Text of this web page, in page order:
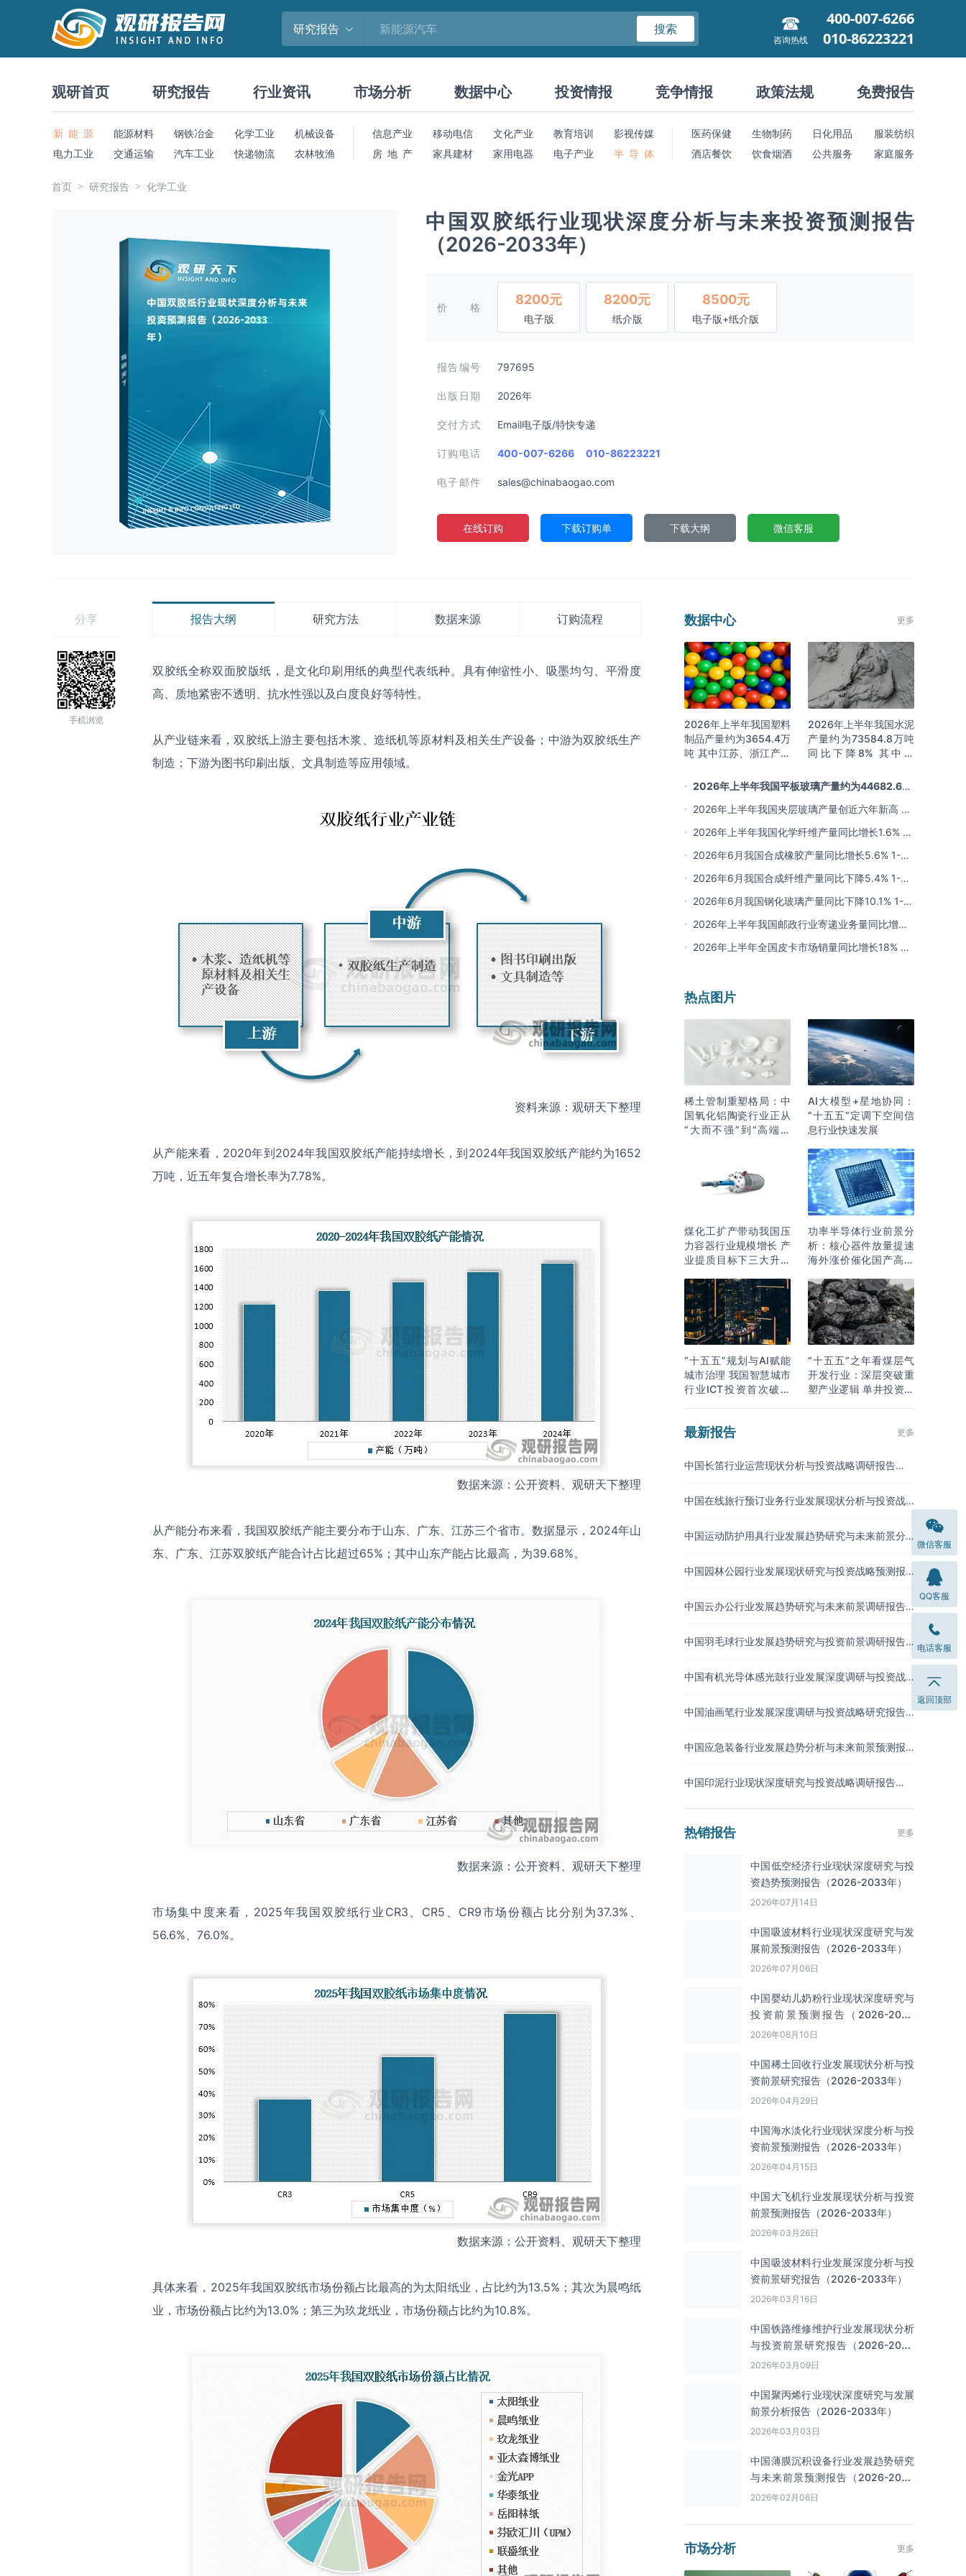
研究报告 搜索
咨询热线
400-007-6266
010-86223221
观研首页 研究报告 行业资讯 市场分析 数据中心 投资情报 竞争情报 政策法规 免费报告
新 能 源 能源材料 钢铁冶金 化学工业
机械设备
电力工业
交通运输 汽车工业 快递物流 农林牧渔
信息产业 移动电信 文化产业 教育培训
影视传媒
房 地 产
家具建材 家用电器 电子产业 半 导 体
医药保健 生物制药 日化用品
服装纺织
酒店餐饮
饮食烟酒 公共服务 家庭服务
首页 研究报告 化学工业
中国双胶纸行业现状深度分析与未来投资预测报告
（2026-2033年）
价格
8200元
电子版
8200元
纸介版
8500元
电子版+纸介版
报告编号 797695
出版日期 2026年
交付方式 Email电子版/特快专递
订购电话 400-007-6266 010-86223221
电子邮件 sales@chinabaogao.com
在线订购 下载订购单 下载大纲 微信客服
分享
手机浏览
报告大纲 研究方法 数据来源 订购流程
双胶纸全称双面胶版纸，是文化印刷用纸的典型代表纸种。具有伸缩性小、吸墨均匀、平滑度
高、质地紧密不透明、抗水性强以及白度良好等特性。
从产业链来看，双胶纸上游主要包括木浆、造纸机等原材料及相关生产设备；中游为双胶纸生产
制造；下游为图书印刷出版、文具制造等应用领域。
资料来源：观研天下整理
从产能来看，2020年到2024年我国双胶纸产能持续增长，到2024年我国双胶纸产能约为1652
万吨，近五年复合增长率为7.78%。
数据来源：公开资料、观研天下整理
从产能分布来看，我国双胶纸产能主要分布于山东、广东、江苏三个省市。数据显示，2024年山
东、广东、江苏双胶纸产能合计占比超过65%；其中山东产能占比最高，为39.68%。
数据来源：公开资料、观研天下整理
市场集中度来看，2025年我国双胶纸行业CR3、CR5、CR9市场份额占比分别为37.3%、
56.6%、76.0%。
数据来源：公开资料、观研天下整理
具体来看，2025年我国双胶纸市场份额占比最高的为太阳纸业，占比约为13.5%；其次为晨鸣纸
业，市场份额占比约为13.0%；第三为玖龙纸业，市场份额占比约为10.8%。
数据中心 更多
2026年上半年我国塑料
制品产量约为3654.4万
吨 其中江苏、浙江产量
16.0%
2026年上半年我国水泥
产量约为73584.8万吨
同比下降8% 其中广
名前三
2026年上半年我国平板玻璃产量约为44682.6万
重量箱 同比下降5.7% 其中河北产量最多 占比16%
2026年上半年我国夹层玻璃产量创近六年新高 约
为7964.8万平方米 同比下降0.9%
2026年上半年我国化学纤维产量同比增长1.6% 其
中浙江、江苏产量分别占比42.03%、31.34%
2026年6月我国合成橡胶产量同比增长5.6% 1-6
月累计产量同比增长6.4%
2026年6月我国合成纤维产量同比下降5.4% 1-6
月累计产量为3815.7万吨 同比增长0.8%
2026年6月我国钢化玻璃产量同比下降10.1% 1-6
月累计产量同比下降8.4%
2026年上半年我国邮政行业寄递业务量同比增长
4.2% 业务收入同比增长6%
2026年上半年全国皮卡市场销量同比增长18% 出
热点图片
稀土管制重塑格局：中
国氧化铝陶瓷行业正从
“大而不强”到“高端突
AI大模型+星地协同：
“十五五”定调下空间信
息行业快速发展
煤化工扩产带动我国压
力容器行业规模增长 产
业提质目标下三大升级
功率半导体行业前景分
析：核心器件放量提速
海外涨价催化国产高端
“十五五”规划与AI赋能
城市治理 我国智慧城市
行业ICT投资首次破万
“十五五”之年看煤层气
开发行业：深层突破重
塑产业逻辑 单井投资成
最新报告 更多
中国长笛行业运营现状分析与投资战略调研报告
中国在线旅行预订业务行业发展现状分析与投资战
中国运动防护用具行业发展趋势研究与未来前景分
中国园林公园行业发展现状研究与投资战略预测报
中国云办公行业发展趋势研究与未来前景调研报告
中国羽毛球行业发展趋势研究与投资前景调研报告
中国有机光导体感光鼓行业发展深度调研与投资战
中国油画笔行业发展深度调研与投资战略研究报告
中国应急装备行业发展趋势分析与未来前景预测报
中国印泥行业现状深度研究与投资战略调研报告
热销报告 更多
中国低空经济行业现状深度研究与投
资趋势预测报告（2026-2033年）
2026年07月14日
中国吸波材料‌‌‌行业现状深度研究与发
展前景预测报告（2026-2033年）
2026年07月06日
中国婴幼儿奶粉行业现状深度研究与
投资前景预测报告（2026-2033
年）
2026年06月10日
中国‌‌稀土回收‌‌行业发展现状分析与投
资前景研究报告（2026-2033年）
2026年04月29日
中国海水淡化行业现状深度分析与投
资前景预测报告（2026-2033年）
2026年04月15日
中国大飞机行业发展现状分析与投资
前景预测报告（2026-2033年）
2026年03月26日
中国吸波材料行业发展深度分析与投
资前景研究报告（2026-2033年）
2026年03月16日
中国铁路维修维护行业发展现状分析
与投资前景研究报告（2026-2033
年）
2026年03月09日
中国聚丙烯行业现状深度研究与发展
前景分析报告（2026-2033年）
2026年03月03日
中国薄膜沉积设备行业发展趋势研究
与未来前景预测报告（2026-2033
年）
2026年02月06日
市场分析 更多
微信客服
QQ客服
电话客服
返回顶部